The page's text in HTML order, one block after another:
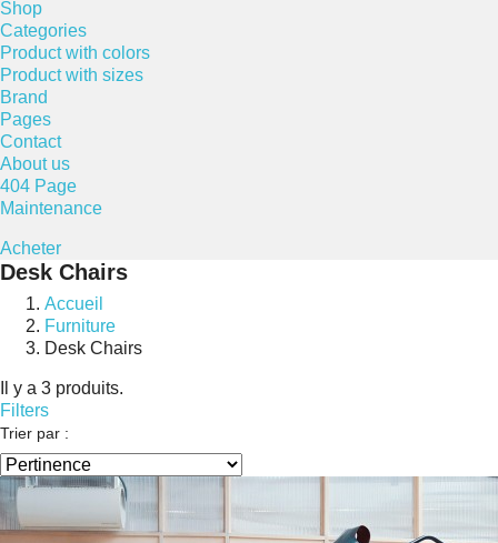
Shop
Categories
Product with colors
Product with sizes
Brand
Pages
Contact
About us
404 Page
Maintenance
Acheter
Desk Chairs
Accueil
Furniture
Desk Chairs
Il y a 3 produits.
Filters
Trier par :